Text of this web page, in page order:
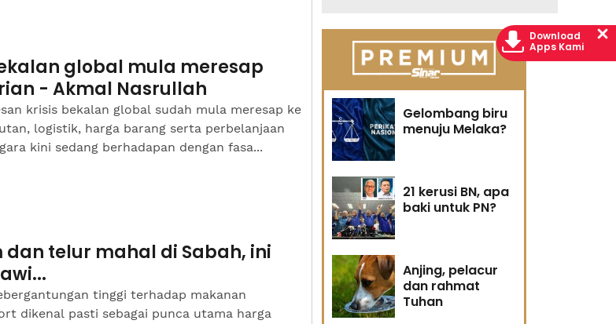
global mula meresap
- Akmal Nasrullah
krisis bekalan global sudah mula meresap ke
logistik, harga barang serta perbelanjaan
kini sedang berhadapan dengan fasa...
dan telur mahal di Sabah, ini
tinggi terhadap makanan
dikenal pasti sebagai punca utama harga
Gelombang biru
menuju Melaka?
21 kerusi BN, apa
baki untuk PN?
Anjing, pelacur
dan rahmat
Tuhan
Download
Apps Kami